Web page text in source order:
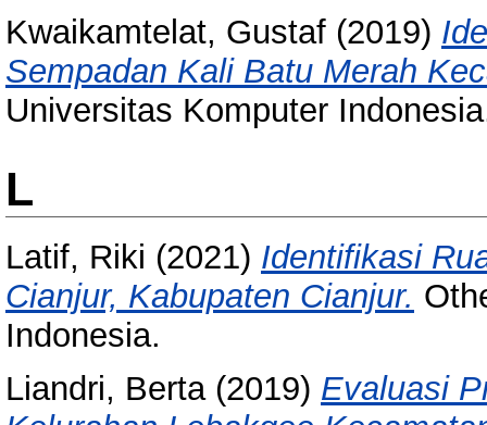
Kwaikamtelat, Gustaf (2019)
Sempadan Kali Batu Merah
Universitas Komputer
L
Latif, Riki (2021) Identifikasi
Cianjur, Kabupaten Cianjur.
Indonesia.
Liandri, Berta(2019) Evaluasi